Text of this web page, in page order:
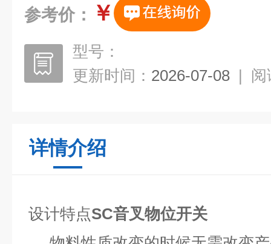
参考价： ￥
型号：
更新时间： 2026-07-08 | 阅
详情介绍
设计特点SC音叉物位开关